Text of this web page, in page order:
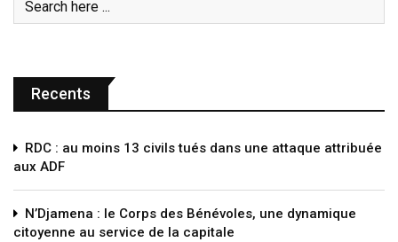
Recents
RDC : au moins 13 civils tués dans une attaque attribuée
aux ADF
N’Djamena : le Corps des Bénévoles, une dynamique
citoyenne au service de la capitale